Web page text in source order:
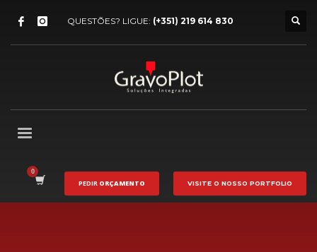
QUESTÕES? LIGUE: (+351) 219 614 830
PEDIR ORÇAMENTO VISITE O NOSSO PORTFOLIO